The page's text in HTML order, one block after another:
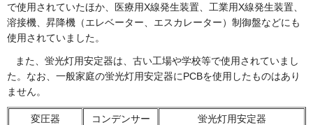
で使用されていたほか、医療用X線発生装置、工業用X線発生装置、
溶接機、昇降機（エレベーター、エスカレーター）制御盤などにも
使用されていました。
また、蛍光灯用安定器は、古い工場や学校等で使用されていまし
た。なお、一般家庭の蛍光灯用安定器にPCBを使用したものはあり
ません。
変圧器 コンデンサー 蛍光灯用安定器